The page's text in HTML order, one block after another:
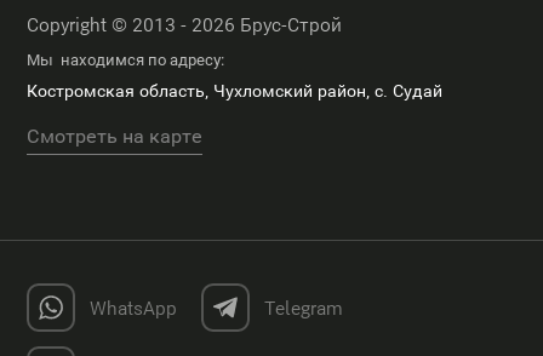
Copyright © 2013 - 2026 Брус-Строй
Мы находимся по адресу:
Костромская область, Чухломский район, с. Судай
Смотреть на карте
WhatsApp Telegram